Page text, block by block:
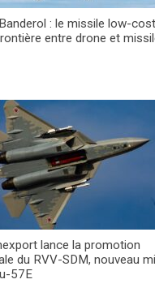
: le missile low-
entre drone et
lance la promotion
du RVV-SDM, nouveau
57E